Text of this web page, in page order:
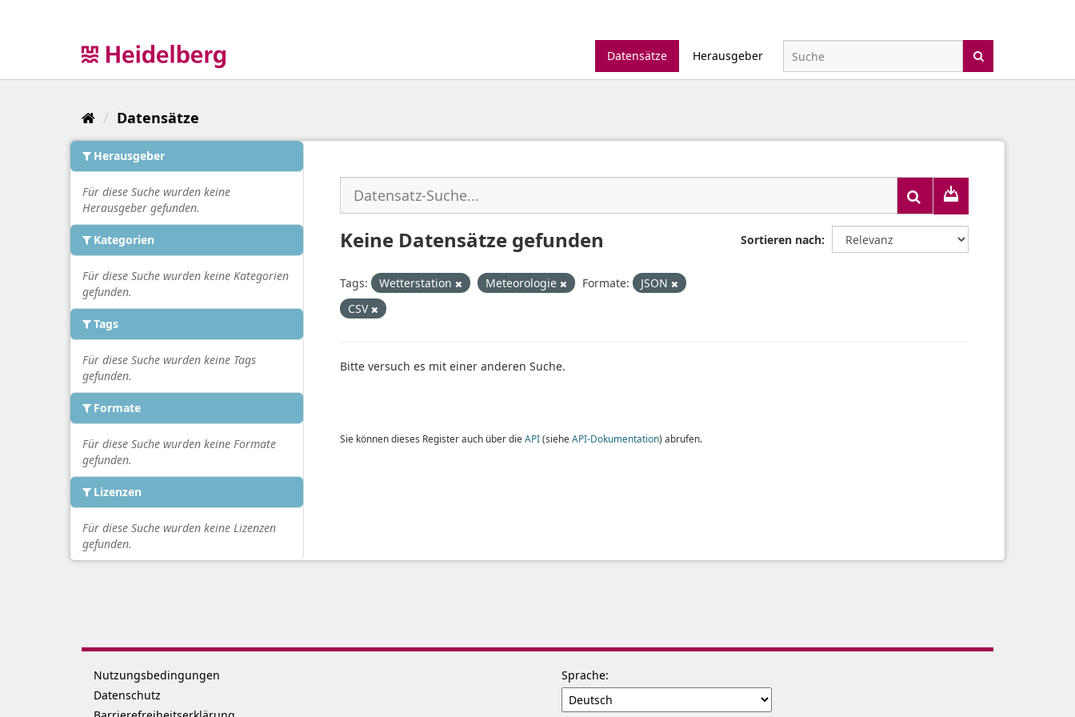
Datensätze
Herausgeber
Datensätze
Herausgeber
Für diese Suche wurden keine
Herausgeber gefunden.
Kategorien
Für diese Suche wurden keine Kategorien
gefunden.
Tags
Für diese Suche wurden keine Tags
gefunden.
Formate
Für diese Suche wurden keine Formate
gefunden.
Lizenzen
Für diese Suche wurden keine Lizenzen
gefunden.
Sortieren nach
Keine Datensätze gefunden
Tags: Wetterstation Meteorologie Formate:
JSON
CSV
Bitte versuch es mit einer anderen Suche.
Sie können dieses Register auch über die API(siehe API-Dokumentation) abrufen.
Nutzungsbedingungen
Datenschutz
Sprache